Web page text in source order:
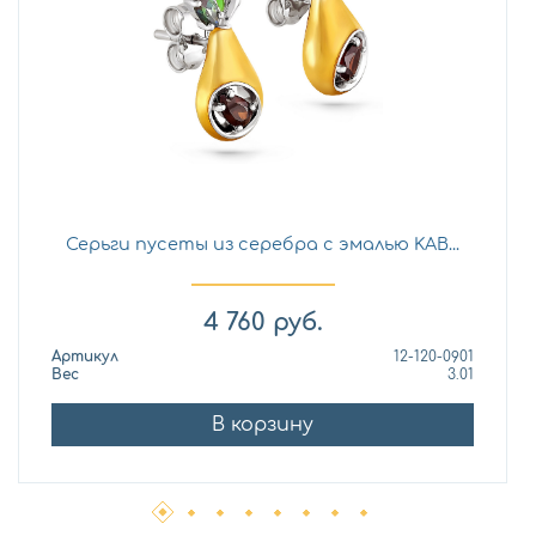
Серьги пусеты из серебра с эмалью KAB...
4 760 руб.
Артикул
12-120-0901
Вес
3.01
В корзину